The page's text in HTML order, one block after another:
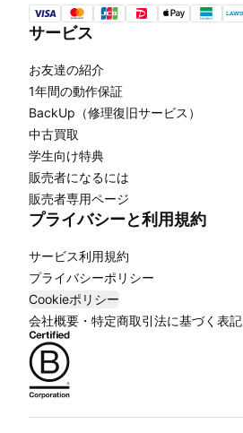
サービス
お友達の紹介
1年間の動作保証
BackUp（修理復旧サービス）
中古買取
学生向け特典
販売者になるには
販売者専用ページ
プライバシーと利用規約
サービス利用規約
プライバシーポリシー
Cookieポリシー
会社概要・特定商取引法に基づく表記